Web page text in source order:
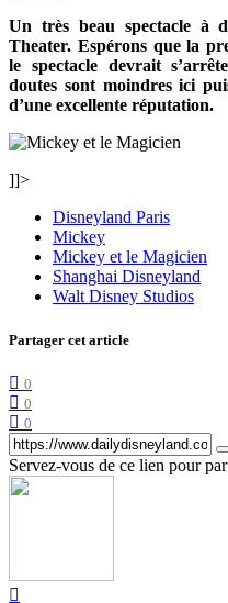
Un très beau spectacle à
Theater. Espérons que la
le spectacle devrait
doutes sont moindres ici
d’une excellente réputation.
]]>
Disneyland Paris
Mickey
Mickey et le Magicien
Shanghai Disneyland
Walt Disney Studios
Partager cet article
0
0
0
Servez-vous de ce lien pour